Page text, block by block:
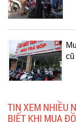
TIN XEM NHIỀU
BIẾT KHI MUA